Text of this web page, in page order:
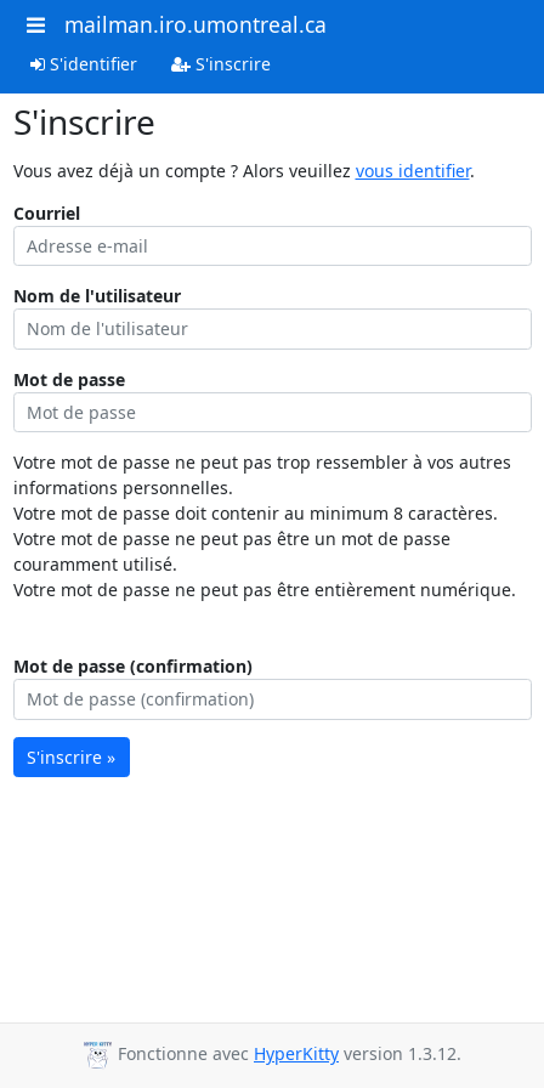
mailman.iro.umontreal.ca
S'identifier S'inscrire
S'inscrire
Vous avez déjà un compte ? Alors veuillez vous identifier.
Courriel
Nom de l'utilisateur
Mot de passe
Votre mot de passe ne peut pas trop ressembler à vos autres
informations personnelles.
Votre mot de passe doit contenir au minimum 8 caractères.
Votre mot de passe ne peut pas être un mot de passe
couramment utilisé.
Votre mot de passe ne peut pas être entièrement numérique.
Mot de passe (confirmation)
S'inscrire »
Fonctionne avec HyperKitty version 1.3.12.